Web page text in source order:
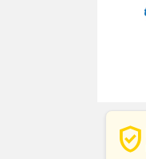
verified_user